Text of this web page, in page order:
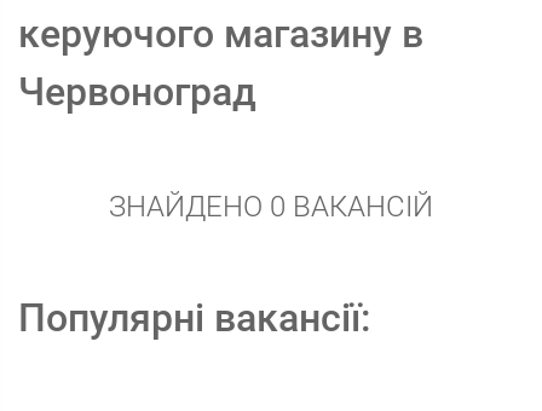
керуючого магазину в
Червоноград
ЗНАЙДЕНО 0 ВАКАНСІЙ
Популярні вакансії: